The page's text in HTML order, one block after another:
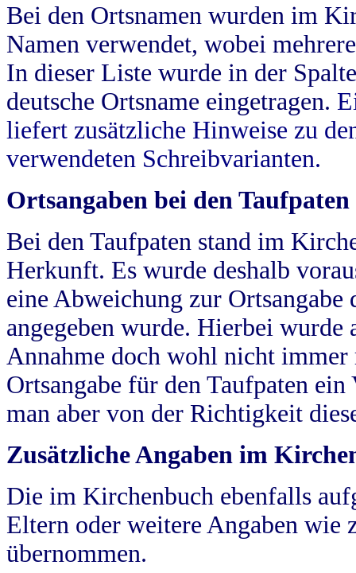
Bei den Ortsnamen wurden im
Namen verwendet, wobei
In dieser Liste wurde in der
deutsche Ortsname eingetragen.
liefert zusätzliche Hinweise zu
verwendeten Schreibvarianten.
Ortsangaben bei den Taufpaten
Bei den Taufpaten stand im
Herkunft. Es wurde deshalb
eine Abweichung zur
angegeben wurde. Hierbei wurde
Annahme doch wohl nicht
Ortsangabe für den Taufpaten
man aber von der Richtigkeit
Zusätzliche Angaben im
Die im Kirchenbuch ebenfalls
Eltern oder weitere Angaben wie
übernommen.